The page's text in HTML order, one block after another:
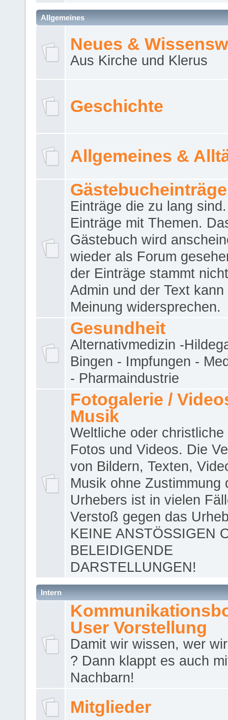
Allgemeines
Neues &
Aus Kirche und Klerus
Geschichte
Allgemeines &
Gästebucheinträge
Einträge die zu lang
Einträge mit Themen.
Gästebuch wird
wieder als Forum
der Einträge stammt
Admin und der Text kann
Meinung widersprechen.
Gesundheit
Alternativmedizin -
Bingen - Impfungen -
- Pharmaindustrie
Fotogalerie /
Musik
Weltliche oder christliche
Fotos und Videos. Die
von Bildern, Texten,
Musik ohne Zustimmung
Urhebers ist in vielen
Verstoß gegen das
KEINE ANSTÖSSIGEN
BELEIDIGENDE
DARSTELLUNGEN!
Intern
User Vorstellung
Damit wir wissen, wer
? Dann klappt es auch
Nachbarn!
Mitglieder